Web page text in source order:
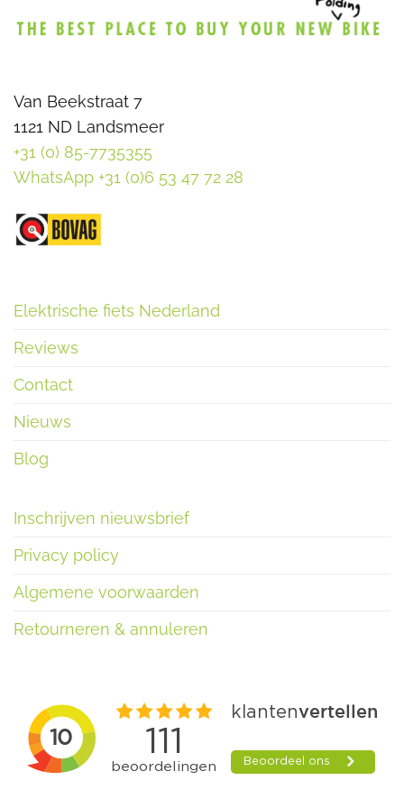
Van Beekstraat 7
1121 ND Landsmeer
+31 (0) 85-7735355
WhatsApp +31 (0)6 53 47 72 28
Elektrische fiets Nederland
Reviews
Contact
Nieuws
Blog
Inschrijven nieuwsbrief
Privacy policy
Algemene voorwaarden
Retourneren & annuleren